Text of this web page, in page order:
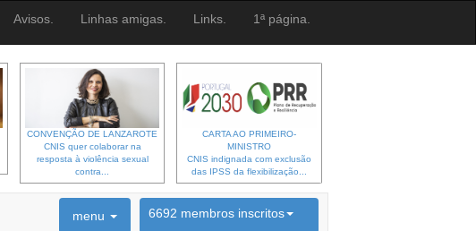
Avisos. Linhas amigas. Links. 1ª página.
CONVENÇÃO DE LANZAROTE
CNIS quer colaborar na
resposta à violência sexual
contra...
CARTA AO PRIMEIRO-
MINISTRO
CNIS indignada com exclusão
das IPSS da flexibilização...
menu 6692 membros inscritos